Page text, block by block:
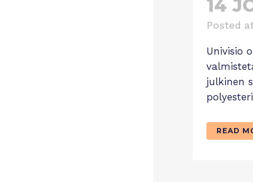
14
Posted
Univisio
julkinen
READ